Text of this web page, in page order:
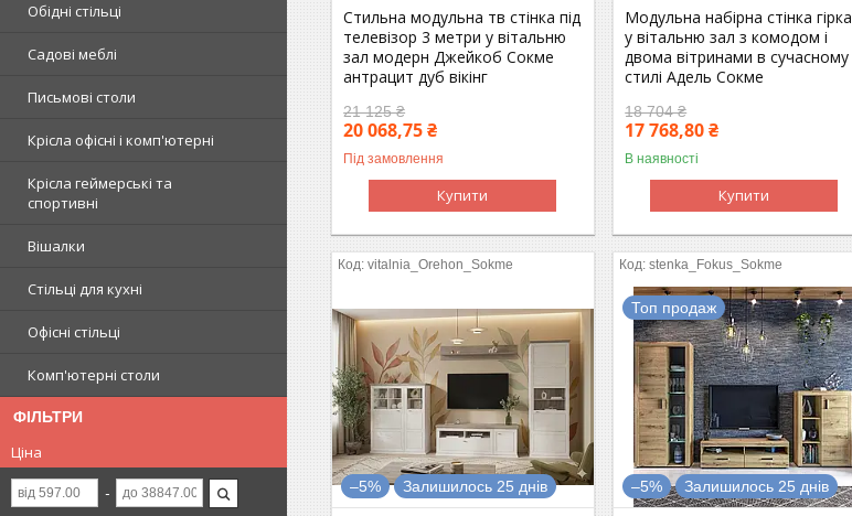
Обідні стільці
Садові меблі
Письмові столи
Крісла офісні і комп'ютерні
Крісла геймерські та
спортивні
Вішалки
Стільці для кухні
Офісні стільці
Комп'ютерні столи
ФІЛЬТРИ
Ціна
Стильна модульна тв стінка під
телевізор 3 метри у вітальню
зал модерн Джейкоб Сокме
антрацит дуб вікінг
21 125 ₴
20 068,75 ₴
Під замовлення
Купити
Модульна набірна стінка гірка
у вітальню зал з комодом і
двома вітринами в сучасному
стилі Адель Сокме
18 704 ₴
17 768,80 ₴
В наявності
Купити
vitalnia_Orehon_Sokme
–5% Залишилось 25 днів
stenka_Fokus_Sokme
Топ продаж
–5% Залишилось 25 днів